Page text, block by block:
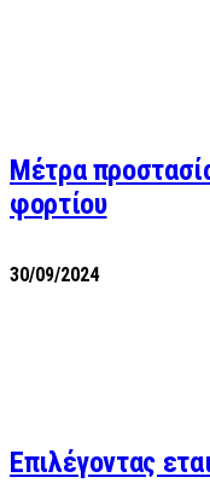
Μέτρα
φορτίου
30/09/2024
Επιλέγοντας